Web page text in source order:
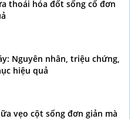
thoái hóa đốt sống cổ đơn
Nguyên nhân, triệu chứng,
hiệu quả
vẹo cột sống đơn giản mà